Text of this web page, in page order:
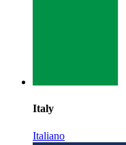
Italy
Italiano